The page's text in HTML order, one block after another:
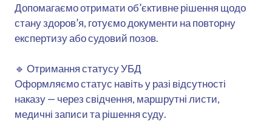
Допомагаємо отримати об’єктивне рішення щодо
стану здоров’я, готуємо документи на повторну
експертизу або судовий позов.
🔹 Отримання статусу УБД
Оформляємо статус навіть у разі відсутності
наказу — через свідчення, маршрутні листи,
медичні записи та рішення суду.